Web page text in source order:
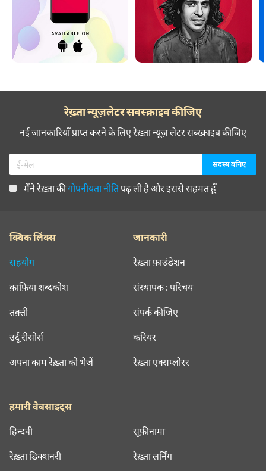
रेख़्ता न्यूज़लेटर सबस्क्राइब कीजिए
नई जानकारियाँ प्राप्त करने के लिए रेख़्ता न्यूज़ लेटर सब्स्क्राइब कीजिए
मैंने रेख़्ता कीगोपनीयता नीतिपढ़ ली है और इससे सहमत हूँ
क्विक लिंक्स
सहयोग
क़ाफ़िया शब्दकोश
तक़्ती
उर्दू रीसोर्स
अपना काम रेख़्ता को भेजें
जानकारी
रेख़्ता फ़ाउंडेशन
संस्थापक : परिचय
संपर्क कीजिए
करियर
रेख़्ता एक्सप्लोरर
हमारी वेबसाइट्स
हिन्दवी सूफ़ीनामा
रेख़्ता डिक्शनरी रेख़्ता लर्निंग